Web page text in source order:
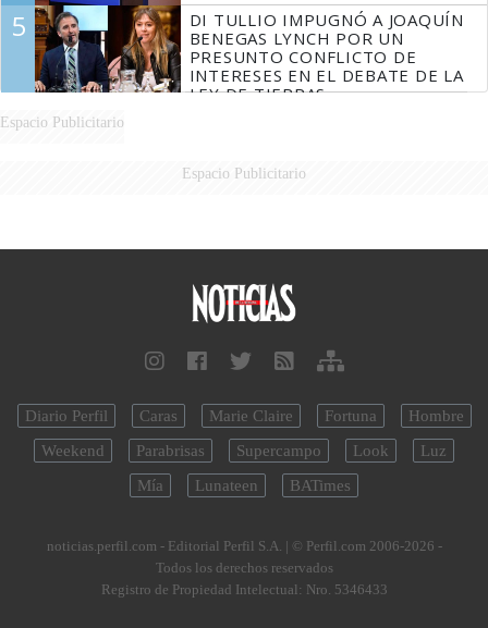
5
DI TULLIO IMPUGNÓ A JOAQUÍN
BENEGAS LYNCH POR UN
PRESUNTO CONFLICTO DE
INTERESES EN EL DEBATE DE LA
LEY DE TIERRAS
Espacio Publicitario
Espacio Publicitario
Diario Perfil Caras Marie Claire Fortuna
Hombre
Weekend
Parabrisas Supercampo Look
Luz
Mía
Lunateen BATimes
noticias.perfil.com - Editorial Perfil S.A. | © Perfil.com 2006-2026 -
Todos los derechos reservados
Registro de Propiedad Intelectual: Nro. 5346433